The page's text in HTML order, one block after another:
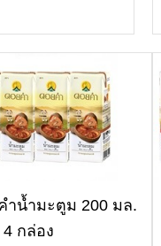
ำน้ำมะตูม 200 มล.
กล่อง